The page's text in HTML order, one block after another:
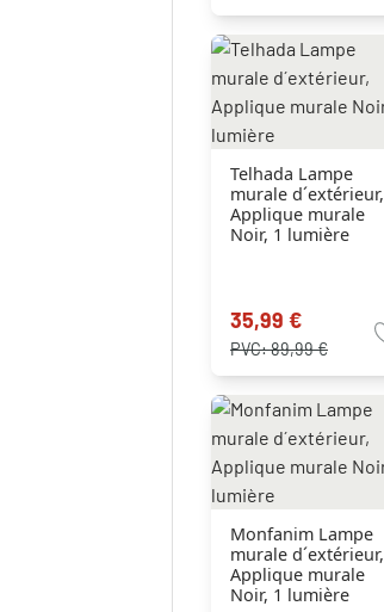
Telhada Lampe
murale d´extérieur,
Applique murale
Noir, 1 lumière
35,99 €
PVC:89,99 €
Monfanim Lampe
murale d´extérieur,
Applique murale
Noir, 1 lumière